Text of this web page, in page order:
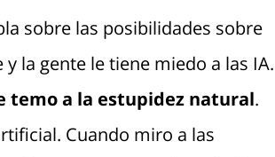
sobre las posibilidades sobre
la gente le tiene miedo a las IA.
temo a la estupidez natural.
Cuando miro a las